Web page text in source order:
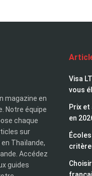
magazine en
Notre équipe
chaque
sur
Thaïlande,
Accédez
guides
Visa
vous
Prix
en